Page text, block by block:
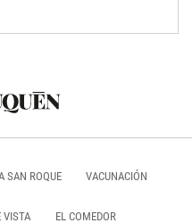
SAN ROQUE VACUNACIÓN
VISTA EL COMEDOR